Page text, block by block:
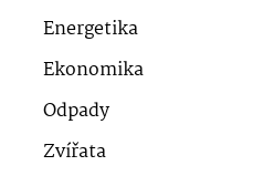
Energetika
Ekonomika
Odpady
Zvířata